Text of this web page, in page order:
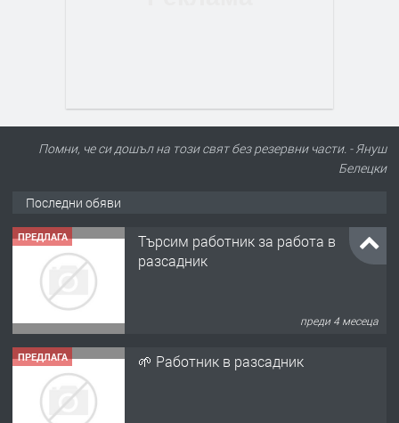
Помни, че си дошъл на този свят без резервни части. - Януш
Белецки
Последни обяви
ПРЕДЛАГА
Търсим работник за работа в
разсадник
преди 4 месеца
ПРЕДЛАГА 🌱 Работник в разсадник